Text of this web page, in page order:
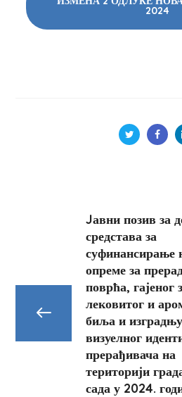
2024
Jавни позив за
средстава за
суфинансирање
опреме за
поврћа, гајеног
лековитог и
биља и изградњу
визуелног
прерађивача на
територији
сада у 2024.